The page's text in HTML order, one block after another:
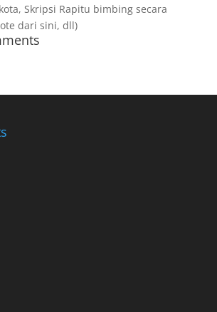
Skripsi Rapitu bimbing secara
dari sini, dll)